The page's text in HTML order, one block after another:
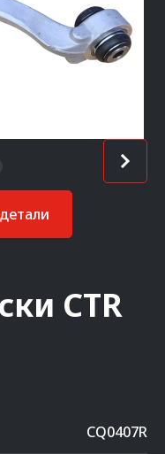
CTR
CQ0407R